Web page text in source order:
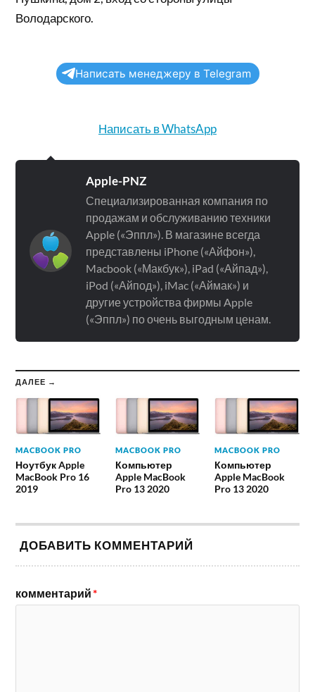
Володарского.
Написать менеджеру в Telegram
Написать в WhatsApp
Apple-PNZ
Специализированная компания по
продажам и обслуживанию техники
Apple («Эппл»). В магазине всегда
представлены iPhone («Айфон»),
Macbook («Макбук»), iPad («Айпад»),
iPod («Айпод»), iMac («Аймак») и
другие устройства фирмы Apple
(«Эппл») по очень выгодным ценам.
ДАЛЕЕ →
MACBOOK PRO
Ноутбук Apple
MacBook Pro 16
2019
MACBOOK PRO
Компьютер
Apple MacBook
Pro 13 2020
MACBOOK PRO
Компьютер
Apple MacBook
Pro 13 2020
ДОБАВИТЬ КОММЕНТАРИЙ
комментарий*